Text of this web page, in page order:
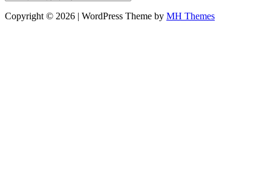
Copyright © 2026 | WordPress Theme by MH Themes